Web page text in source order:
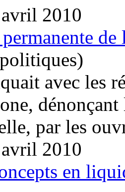
2010
avec les
par les
2010
en